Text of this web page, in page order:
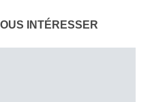
INTÉRESSER